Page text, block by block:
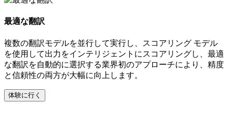
最適な翻訳
複数の翻訳モデルを並行して実行し、スコアリング モデル
を使用して出力をインテリジェントにスコアリングし、最適
な翻訳を自動的に選択する業界初のアプローチにより、精度
と信頼性の両方が大幅に向上します。
体験に行く